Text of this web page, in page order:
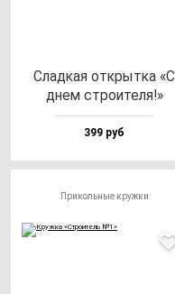
Слад­кая от­крыт­ка «С
днем стро­ите­ля!»
399 руб
Прикольные кружки